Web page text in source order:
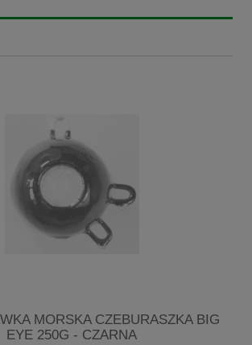
MORSKA CZEBURASZKA BIG
EYE 250G - CZARNA